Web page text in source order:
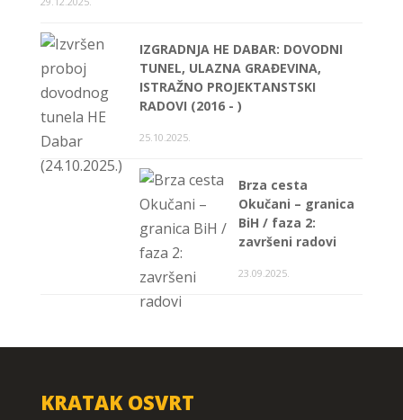
IZGRADNJA HE DABAR: DOVODNI
TUNEL, ULAZNA GRAĐEVINA,
ISTRAŽNO PROJEKTANSTSKI
RADOVI (2016 - )
25.10.2025.
Brza cesta
Okučani – granica
BiH / faza 2:
završeni radovi
23.09.2025.
KRATAK OSVRT